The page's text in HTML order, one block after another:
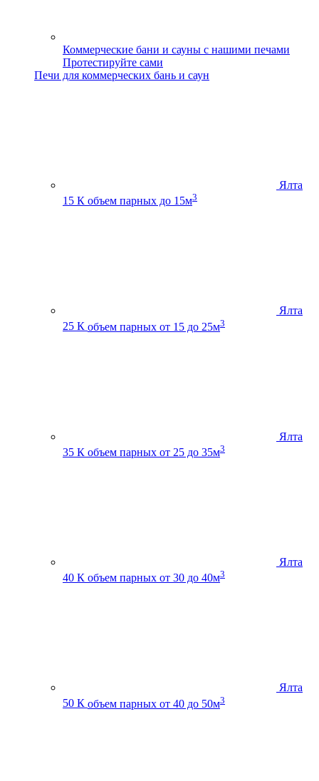
Коммерческие бани и сауны с нашими печами
Протестируйте сами
Печи для коммерческих бань и саун
Ялта
15 К объем парных до 15м3
Ялта
25 К объем парных от 15 до 25м3
Ялта
35 К объем парных от 25 до 35м3
Ялта
40 К объем парных от 30 до 40м3
Ялта
50 К объем парных от 40 до 50м3